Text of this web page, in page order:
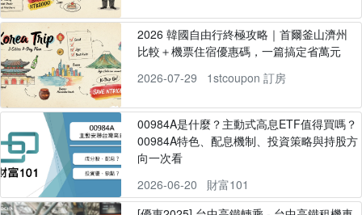
2026 韓國自由行終極攻略｜首爾釜山濟州
比較＋機票住宿優惠碼，一篇搞定省萬元
2026-07-29
1stcoupon 訂房
00984A是什麼？主動式高息ETF值得買嗎？
00984A特色、配息機制、投資策略與持股方
向一次看
2026-06-20
財富101